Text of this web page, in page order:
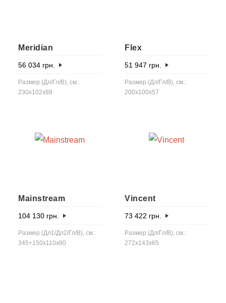
Meridian
56 034 грн.
Размер (Дл/Гл/В), см.:
230x102x88
Flex
51 947 грн.
Размер (Дл/Гл/В), см.:
200x100x57
Mainstream
104 130 грн.
Размер (Дл1/Дл2/Гл/В), см.:
345+150x110x80
Vincent
73 422 грн.
Размер (Дл/Гл/В), см.:
272x143x65